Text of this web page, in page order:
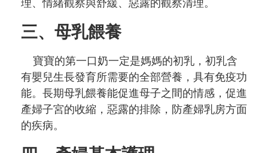
理、情緒觀察與舒緩、惡露的觀察清理。
三、母乳餵養
寶寶的第一口奶一定是媽媽的初乳，初乳含
有嬰兒生長發育所需要的全部營養，具有免疫功
能。長期母乳餵養能促進母子之間的情感，促進
產婦子宮的收縮，惡露的排除，防產婦乳房方面
的疾病。